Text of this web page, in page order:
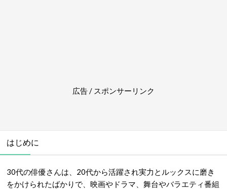
広告 / スポンサーリンク
はじめに
30代の俳優さんは、20代から活躍され実力とルックスに磨き
をかけられたばかりで、映画やドラマ、舞台やバラエティ番組